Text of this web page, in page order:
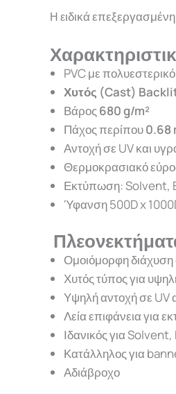
Η ειδικά
PVC με
Χυτός (Cast)
Βάρος 680 g/m²
Πάχος περίπου0.68
Αντοχή σε UV και
Θερμοκρασιακό
Εκτύπωση: Solvent,
Ύφανση 500D x
Ομοιόμορφη
Χυτός τύπος για
Υψηλή αντοχή σε UV
Λεία επιφάνεια για
Ιδανικός για
Κατάλληλος για
Αδιάβροχο